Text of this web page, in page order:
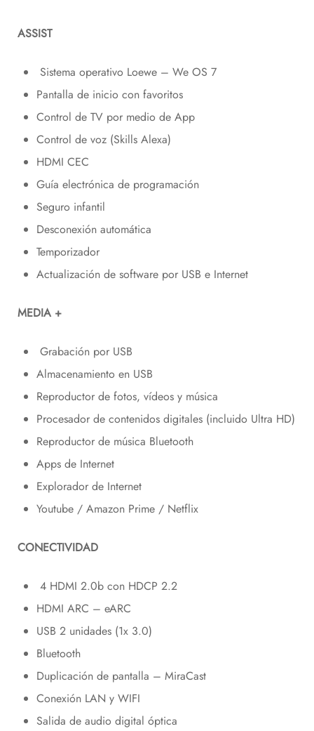
ASSIST
Sistema operativo Loewe – We OS 7
Pantalla de inicio con favoritos
Control de TV por medio de App
Control de voz (Skills Alexa)
HDMI CEC
Guía electrónica de programación
Seguro infantil
Desconexión automática
Temporizador
Actualización de software por USB e Internet
MEDIA +
Grabación por USB
Almacenamiento en USB
Reproductor de fotos, vídeos y música
Procesador de contenidos digitales (incluido Ultra HD)
Reproductor de música Bluetooth
Apps de Internet
Explorador de Internet
Youtube / Amazon Prime / Netflix
CONECTIVIDAD
4 HDMI 2.0b con HDCP 2.2
HDMI ARC – eARC
USB 2 unidades (1x 3.0)
Bluetooth
Duplicación de pantalla – MiraCast
Conexión LAN y WIFI
Salida de audio digital óptica